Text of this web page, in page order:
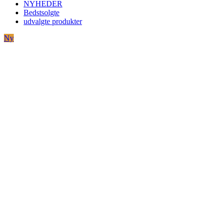
NYHEDER
Bedstsolgte
udvalgte produkter
Ny